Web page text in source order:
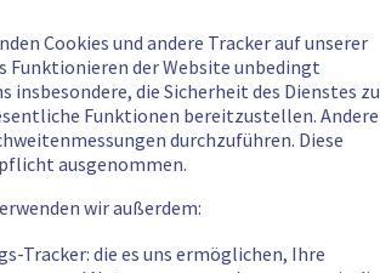
Cookies und andere Tracker auf unserer
Funktionieren der Website unbedingt
insbesondere, die Sicherheit des Dienstes zu
Funktionen bereitzustellen. Andere
durchzuführen. Diese
ausgenommen.
wir außerdem:
Tracker: die es uns ermöglichen, Ihre